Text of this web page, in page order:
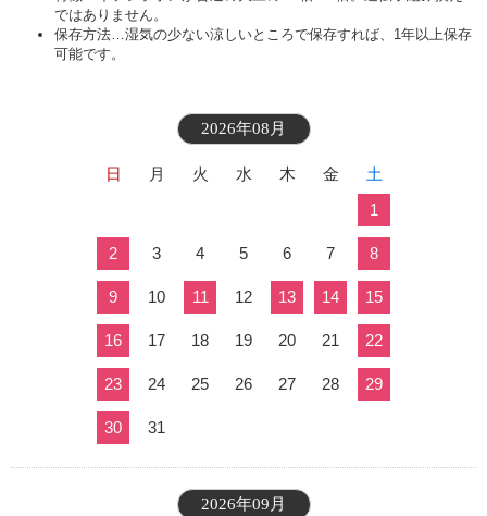
ではありません。
保存方法…湿気の少ない涼しいところで保存すれば、1年以上保存
可能です。
2026年08月
日 月 火 水 木 金
土
1
2 3 4 5 6 7 8
9 10 11 12 13 14 15
16 17 18 19 20 21 22
23 24 25 26 27 28 29
30 31
2026年09月